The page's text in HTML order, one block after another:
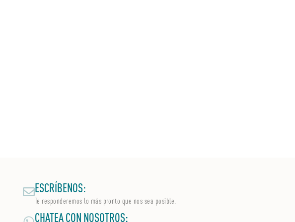
ESCRÍBENOS:
Te responderemos lo más pronto que nos sea posible.
CHATEA CON NOSOTROS: